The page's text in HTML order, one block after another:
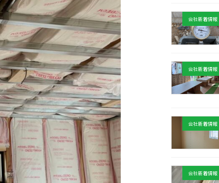
会社新着情報
会社新着情報
会社新着情報
会社新着情報